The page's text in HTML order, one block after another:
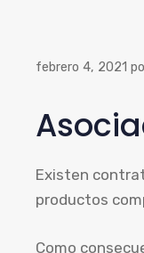
febrero 4, 2021
Existen
productos
Como